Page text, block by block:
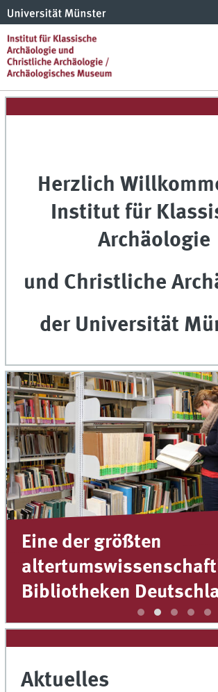
Herzlich
Institut für
Archäologie
und Christliche
der Universität
Eine der größten
Bibliotheken
Aktuelles